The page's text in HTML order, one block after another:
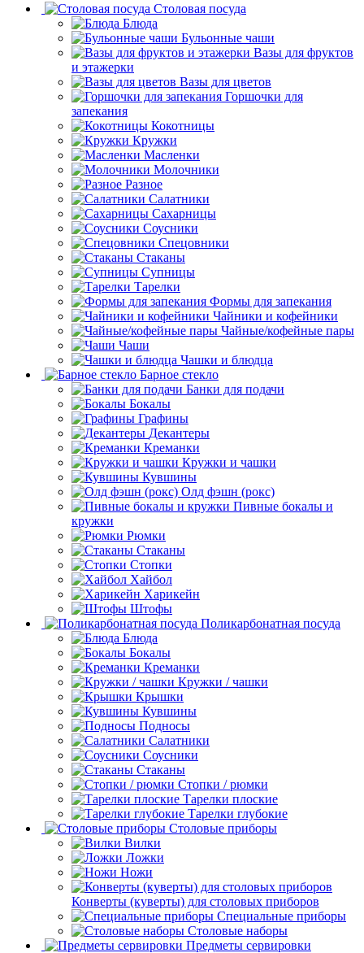
Столовая посуда
Блюда
Бульонные чаши
Вазы для фруктов
и этажерки
Вазы для цветов
Горшочки для
запекания
Кокотницы
Кружки
Масленки
Молочники
Разное
Салатники
Сахарницы
Соусники
Спецовники
Стаканы
Супницы
Тарелки
Формы для запекания
Чайники и кофейники
Чайные/кофейные пары
Чаши
Чашки и блюдца
Барное стекло
Банки для подачи
Бокалы
Графины
Декантеры
Креманки
Кружки и чашки
Кувшины
Олд фэшн (рокс)
Пивные бокалы и
кружки
Рюмки
Стаканы
Стопки
Хайбол
Харикейн
Штофы
Поликарбонатная посуда
Блюда
Бокалы
Креманки
Кружки / чашки
Крышки
Кувшины
Подносы
Салатники
Соусники
Стаканы
Стопки / рюмки
Тарелки плоские
Тарелки глубокие
Столовые приборы
Вилки
Ложки
Ножи
Конверты (куверты) для столовых приборов
Специальные приборы
Столовые наборы
Предметы сервировки